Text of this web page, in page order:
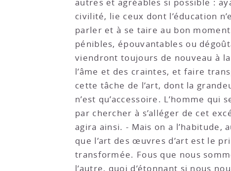
autres et agréables si possible :
civilité, lie ceux dont l’éducation
parler et à se taire au bon
pénibles, épouvantables ou
viendront toujours de nouveau à
l’âme et des craintes, et faire
cette tâche de l’art, dont la
n’est qu’accessoire. L’homme
par chercher à s’alléger de cet
agira ainsi. - Mais on a l’habitude,
que l’art des œuvres d’art est le
transformée. Fous que nous
l’autre, quoi d’étonnant si nous